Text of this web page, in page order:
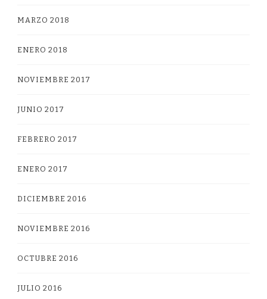
MARZO 2018
ENERO 2018
NOVIEMBRE 2017
JUNIO 2017
FEBRERO 2017
ENERO 2017
DICIEMBRE 2016
NOVIEMBRE 2016
OCTUBRE 2016
JULIO 2016